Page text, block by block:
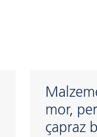
mor,
çapraz